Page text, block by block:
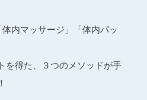
内マッサージ」「体内パッ
を得た、３つのメソッドが手